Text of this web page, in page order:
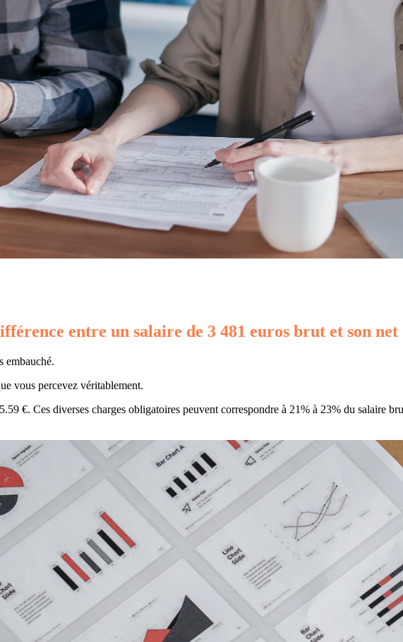
entre un salaire de 3 481 euros brut et son net
embauché.
vous percevez véritablement.
€. Ces diverses charges obligatoires peuvent correspondre à 21% à 23% du salaire